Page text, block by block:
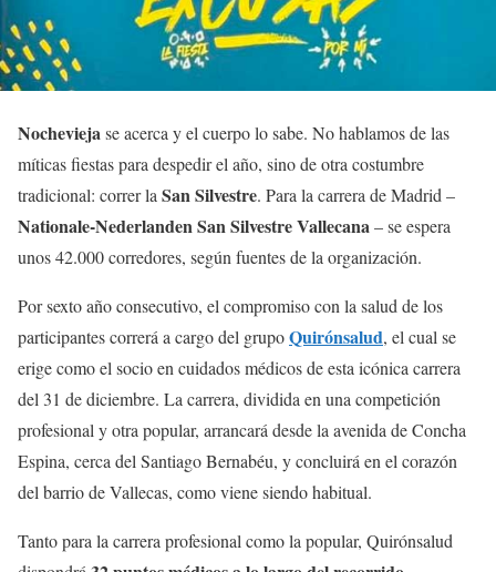
Nochevieja se acerca y el cuerpo lo sabe. No hablamos de las
míticas fiestas para despedir el año, sino de otra costumbre
tradicional: correr la San Silvestre. Para la carrera de Madrid –
Nationale-Nederlanden San Silvestre Vallecana – se espera
unos 42.000 corredores, según fuentes de la organización.
Por sexto año consecutivo, el compromiso con la salud de los
participantes correrá a cargo del grupoQuirónsalud, el cual se
erige como el socio en cuidados médicos de esta icónica carrera
del 31 de diciembre. La carrera, dividida en una competición
profesional y otra popular, arrancará desde la avenida de Concha
Espina, cerca del Santiago Bernabéu, y concluirá en el corazón
del barrio de Vallecas, como viene siendo habitual.
Tanto para la carrera profesional como la popular, Quirónsalud